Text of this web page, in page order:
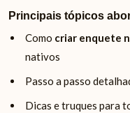
Principais tópicos
Como criar enquete
nativos
Passo a passo
Dicas e truques para